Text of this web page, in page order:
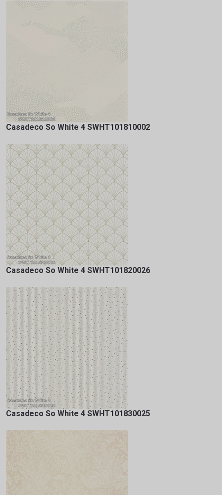
Casadeco So White 4 SWHT101810002
Casadeco So White 4 SWHT101820026
Casadeco So White 4 SWHT101830025